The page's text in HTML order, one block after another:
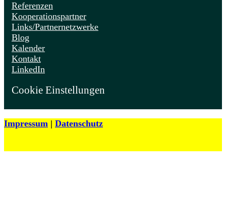
Referenzen
Kooperationspartner
Links/Partnernetzwerke
Blog
Kalender
Kontakt
LinkedIn
Cookie Einstellungen
Impressum | Datenschutz